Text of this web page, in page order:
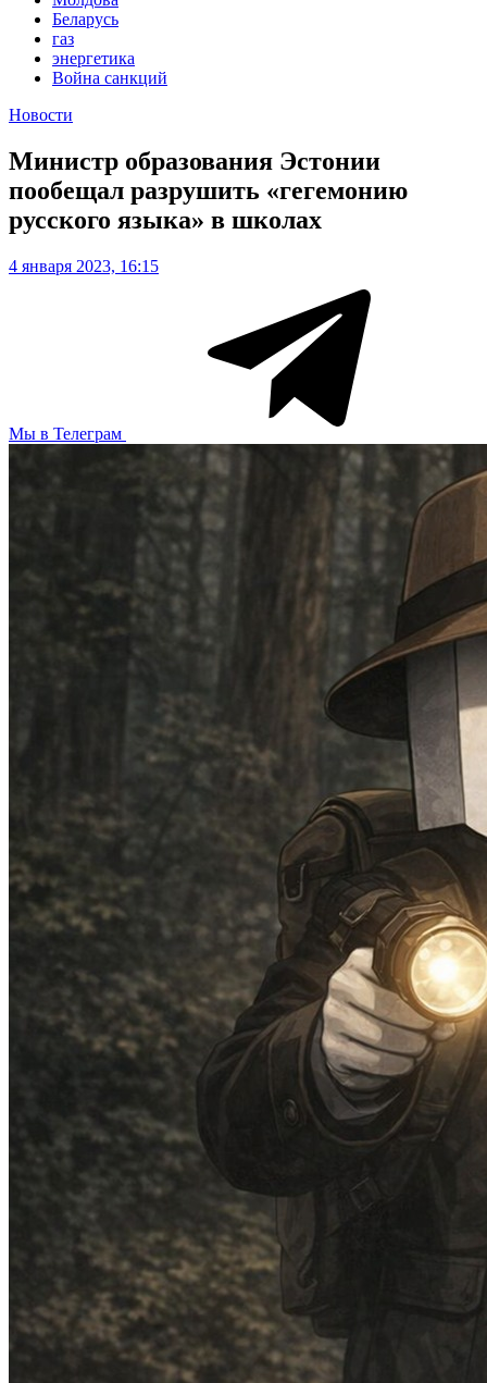
Беларусь
газ
энергетика
Война санкций
Новости
Министр образования Эстонии
пообещал разрушить «гегемонию
русского языка» в школах
4 января 2023, 16:15
Мы в Телеграм